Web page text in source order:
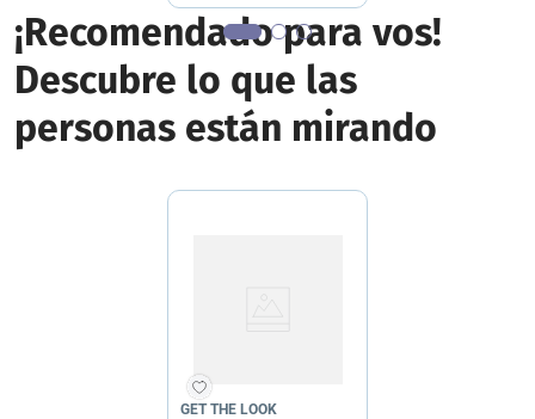
¡Recomendado para vos!
Descubre lo que las
personas están mirando
GET THE LOOK